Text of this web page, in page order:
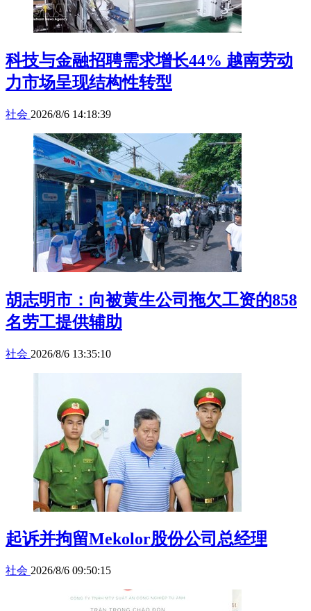
科技与金融招聘需求增长44% 越南劳动
力市场呈现结构性转型
社会 2026/8/6 14:18:39
胡志明市：向被黄生公司拖欠工资的858
名劳工提供辅助
社会 2026/8/6 13:35:10
起诉并拘留Mekolor股份公司总经理
社会 2026/8/6 09:50:15